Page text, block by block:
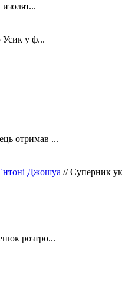
Усик у ф...
отримав ...
Джошуа // Суперник
розтро...